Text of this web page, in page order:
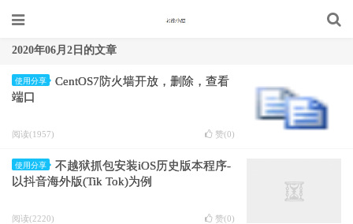
2020年06月2日的文章
使用分享
CentOS7防火墙开放，删除，查看
端口
阅读(1957) 赞(0)
使用分享
不越狱抓包安装iOS历史版本程序-
以抖音海外版(Tik Tok)为例
阅读(2220) 赞(0)